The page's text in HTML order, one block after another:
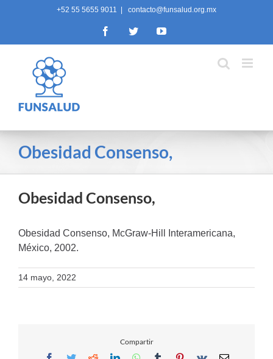
+52 55 5655 9011 contacto@funsalud.org.mx
FacebookTwitterYouTube
Obesidad Consenso,
Obesidad Consenso,
Obesidad Consenso, McGraw-Hill Interamericana,
México, 2002.
14 mayo, 2022
Compartir
Facebook
TwitterRedditLinkedInWhatsApp
TumblrPinterest
Vk Email